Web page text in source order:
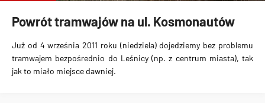
Powrót tramwajów na ul. Kosmonautów
Już od 4 września 2011 roku (niedziela)dojedziemy bez problemu
tramwajem bezpośrednio do Leśnicy (np. z centrum miasta), tak
jak to miało miejsce dawniej.